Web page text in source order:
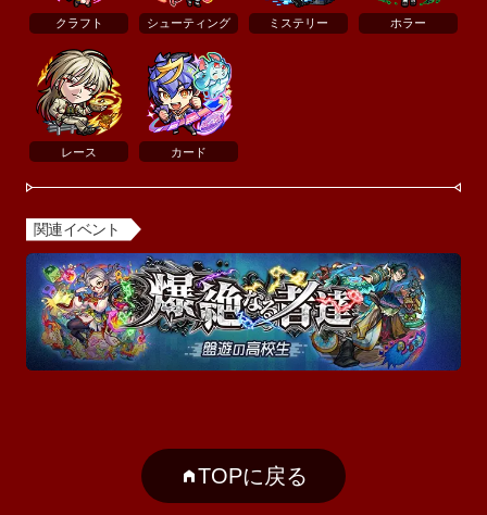
クラフト シューティング ミステリー ホラー
レース カード
関連イベント
TOPに戻る